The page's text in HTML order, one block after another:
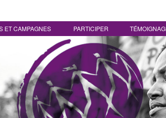
ET CAMPAGNES PARTICIPER